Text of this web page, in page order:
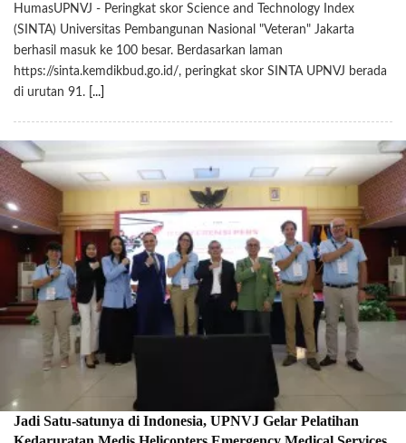
HumasUPNVJ - Peringkat skor Science and Technology Index
(SINTA) Universitas Pembangunan Nasional "Veteran" Jakarta
berhasil masuk ke 100 besar. Berdasarkan laman
https://sinta.kemdikbud.go.id/, peringkat skor SINTA UPNVJ berada
di urutan 91.
[...]
Jadi Satu-satunya di Indonesia, UPNVJ Gelar Pelatihan